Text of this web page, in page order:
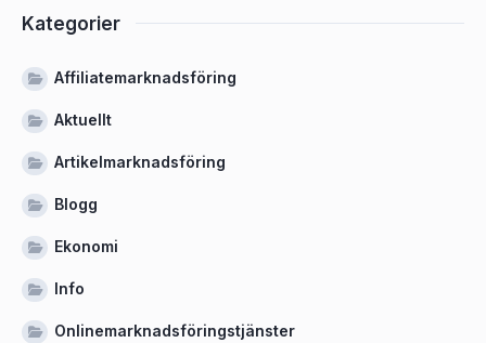
Kategorier
Affiliatemarknadsföring
Aktuellt
Artikelmarknadsföring
Blogg
Ekonomi
Info
Onlinemarknadsföringstjänster